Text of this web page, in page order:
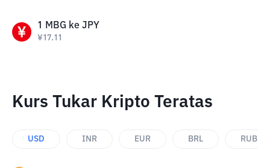
1 MBG ke JPY
¥17.11
Kurs Tukar Kripto Teratas
USD INR EUR BRL RUB